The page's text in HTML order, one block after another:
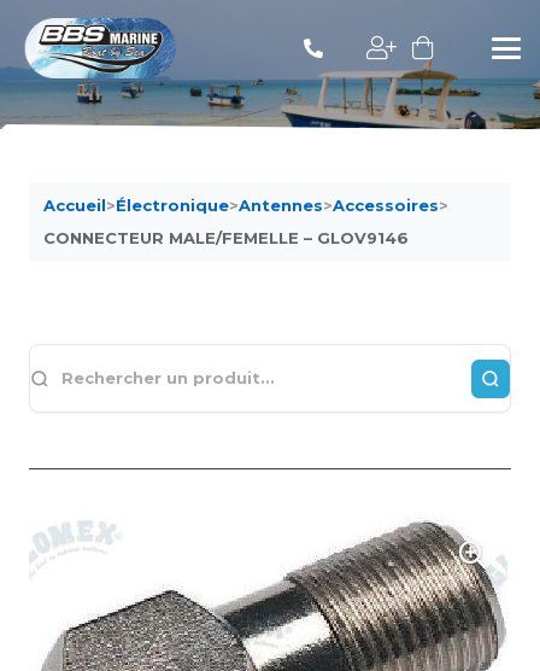
Accueil>Électronique>Antennes>Accessoires>
CONNECTEUR MALE/FEMELLE – GLOV9146